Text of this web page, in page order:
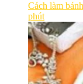
Cách làm
phút